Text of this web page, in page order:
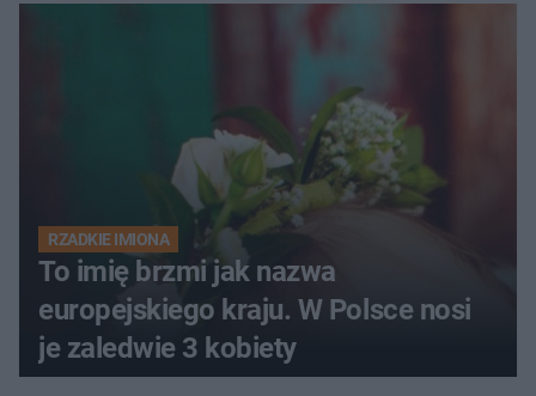
RZADKIE IMIONA
To imię brzmi jak nazwa
europejskiego kraju. W Polsce nosi
je zaledwie 3 kobiety